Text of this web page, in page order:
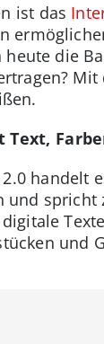
ist das
die
Text,
2.0
und